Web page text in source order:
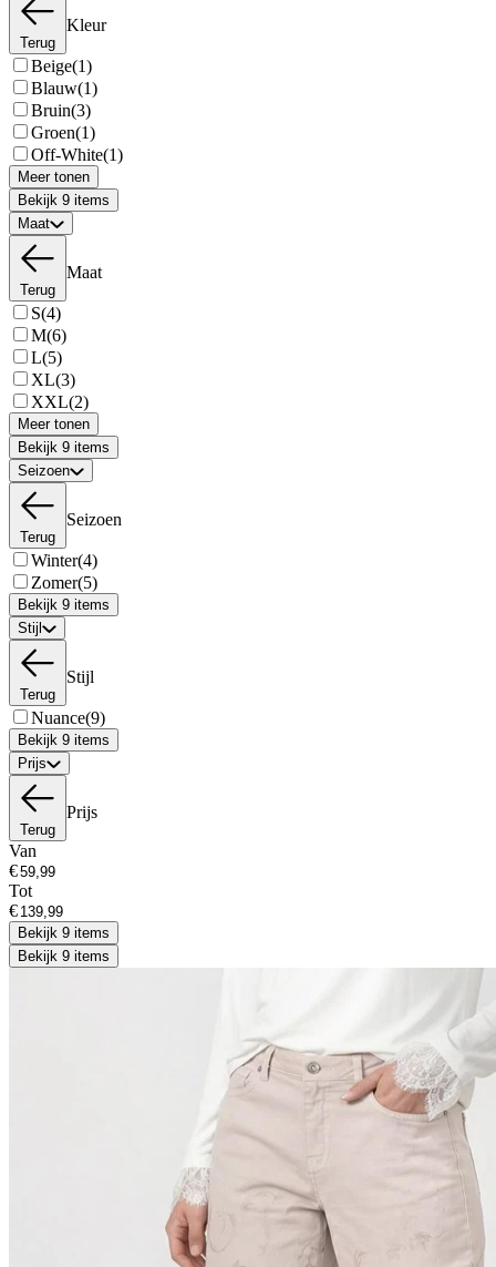
Terug
Kleur
Beige(1)
Blauw(1)
Bruin(3)
Groen(1)
Off-White(1)
Meer tonen
Bekijk 9 items
Maat
Terug
Maat
S(4)
M(6)
L(5)
XL(3)
XXL(2)
Meer tonen
Bekijk 9 items
Seizoen
Terug
Seizoen
Winter(4)
Zomer(5)
Bekijk 9 items
Stijl
Terug
Stijl
Nuance(9)
Bekijk 9 items
Prijs
Terug
Prijs
Van
€
Tot
€
Bekijk 9 items
Bekijk 9 items